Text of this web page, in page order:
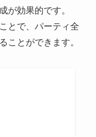
が効果的です。
とで、パーティ全
ことができます。